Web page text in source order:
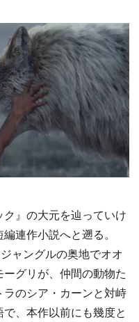
』の大元を辿っていけ
連作小説へと遡る。
ャングルの奥地でオオ
グリが、仲間の動物た
のシア・カーンと対峙
、本作以前にも幾度と